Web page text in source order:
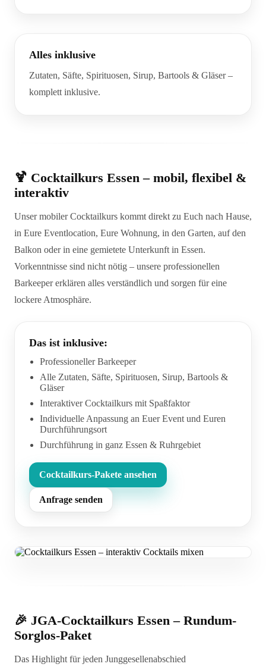
Alles inklusive
Zutaten, Säfte, Spirituosen, Sirup, Bartools & Gläser –
komplett inklusive.
🍹 Cocktailkurs Essen – mobil, flexibel &
interaktiv
Unser mobiler Cocktailkurs kommt direkt zu Euch nach Hause,
in Eure Eventlocation, Eure Wohnung, in den Garten, auf den
Balkon oder in eine gemietete Unterkunft in Essen.
Vorkenntnisse sind nicht nötig – unsere professionellen
Barkeeper erklären alles verständlich und sorgen für eine
lockere Atmosphäre.
Das ist inklusive:
Professioneller Barkeeper
Alle Zutaten, Säfte, Spirituosen, Sirup, Bartools &
Gläser
Interaktiver Cocktailkurs mit Spaßfaktor
Individuelle Anpassung an Euer Event und Euren
Durchführungsort
Durchführung in ganz Essen & Ruhrgebiet
Cocktailkurs-Pakete ansehen
Anfrage senden
🎉 JGA-Cocktailkurs Essen – Rundum-
Sorglos-Paket
Das Highlight für jeden Junggesellenabschied